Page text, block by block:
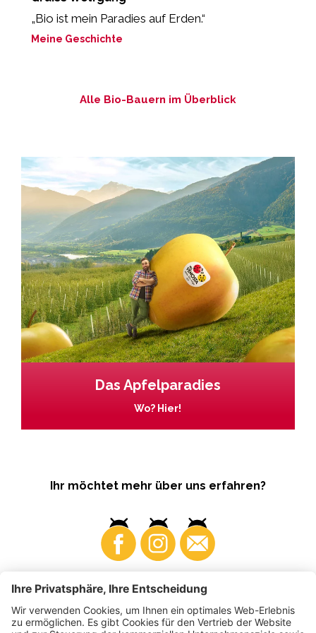
„Bio ist mein Paradies auf Erden.“
Meine Geschichte
Alle Bio-Bauern im Überblick
Das Apfelparadies
Wo? Hier!
Ihr möchtet mehr über uns erfahren?
Business Produzenten